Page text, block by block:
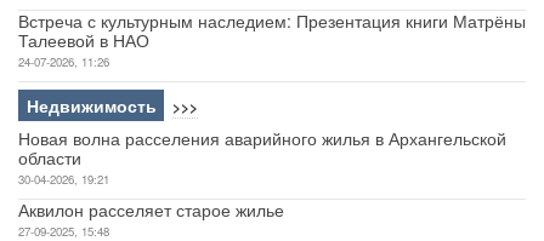
Встреча с культурным наследием: Презентация книги Матрёны
Талеевой в НАО
24-07-2026, 11:26
Недвижимость >>>
Новая волна расселения аварийного жилья в Архангельской
области
30-04-2026, 19:21
Аквилон расселяет старое жилье
27-09-2025, 15:48